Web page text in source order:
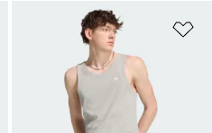
Lägg till på önskelistan